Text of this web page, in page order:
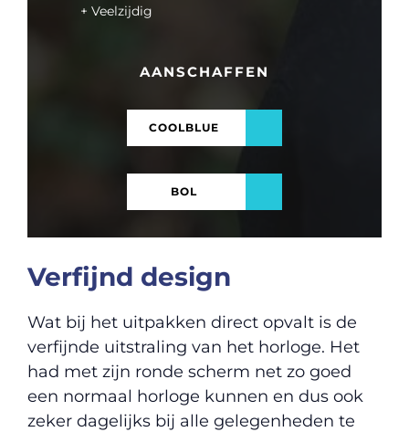
Veelzijdig
AANSCHAFFEN
COOLBLUE
BOL
Verfijnd design
Wat bij het uitpakken direct opvalt is de
verfijnde uitstraling van het horloge. Het
had met zijn ronde scherm net zo goed
een normaal horloge kunnen en dus ook
zeker dagelijks bij alle gelegenheden te